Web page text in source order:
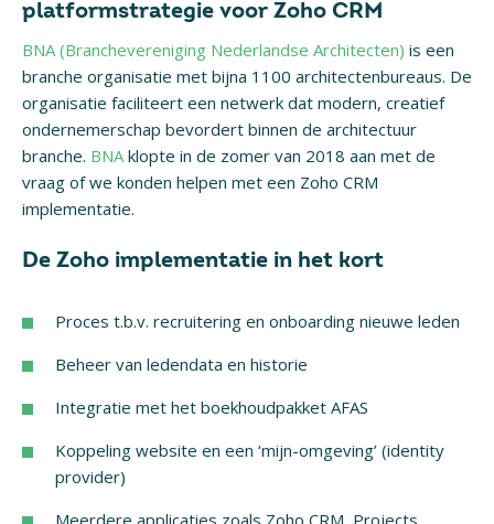
platformstrategie voor Zoho CRM
BNA (Branchevereniging Nederlandse Architecten) is een
branche organisatie met bijna 1100 architectenbureaus. De
organisatie faciliteert een netwerk dat modern, creatief
ondernemerschap bevordert binnen de architectuur
branche. BNAklopte in de zomer van 2018 aan met de
vraag of we konden helpen met een Zoho CRM
implementatie.
De Zoho implementatie in het kort
Proces t.b.v. recruitering en onboarding nieuwe leden
Beheer van ledendata en historie
Integratie met het boekhoudpakket AFAS
Koppeling website en een ‘mijn-omgeving’ (identity
provider)
Meerdere applicaties zoals Zoho CRM, Projects,